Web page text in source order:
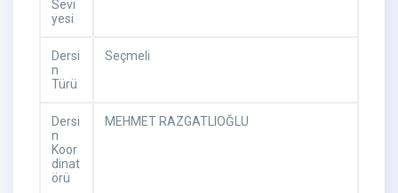
Sevi
yesi
Dersi
n
Türü
Seçmeli
Dersi
n
Koor
dinat
örü
MEHMET RAZGATLIOĞLU